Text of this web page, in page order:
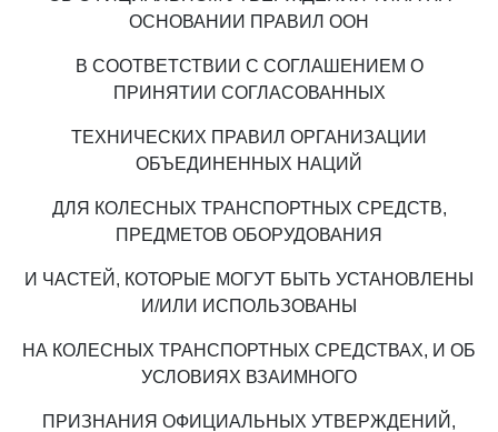
ОСНОВАНИИ ПРАВИЛ ООН
В СООТВЕТСТВИИ С СОГЛАШЕНИЕМ О
ПРИНЯТИИ СОГЛАСОВАННЫХ
ТЕХНИЧЕСКИХ ПРАВИЛ ОРГАНИЗАЦИИ
ОБЪЕДИНЕННЫХ НАЦИЙ
ДЛЯ КОЛЕСНЫХ ТРАНСПОРТНЫХ СРЕДСТВ,
ПРЕДМЕТОВ ОБОРУДОВАНИЯ
И ЧАСТЕЙ, КОТОРЫЕ МОГУТ БЫТЬ УСТАНОВЛЕНЫ
И/ИЛИ ИСПОЛЬЗОВАНЫ
НА КОЛЕСНЫХ ТРАНСПОРТНЫХ СРЕДСТВАХ, И ОБ
УСЛОВИЯХ ВЗАИМНОГО
ПРИЗНАНИЯ ОФИЦИАЛЬНЫХ УТВЕРЖДЕНИЙ,